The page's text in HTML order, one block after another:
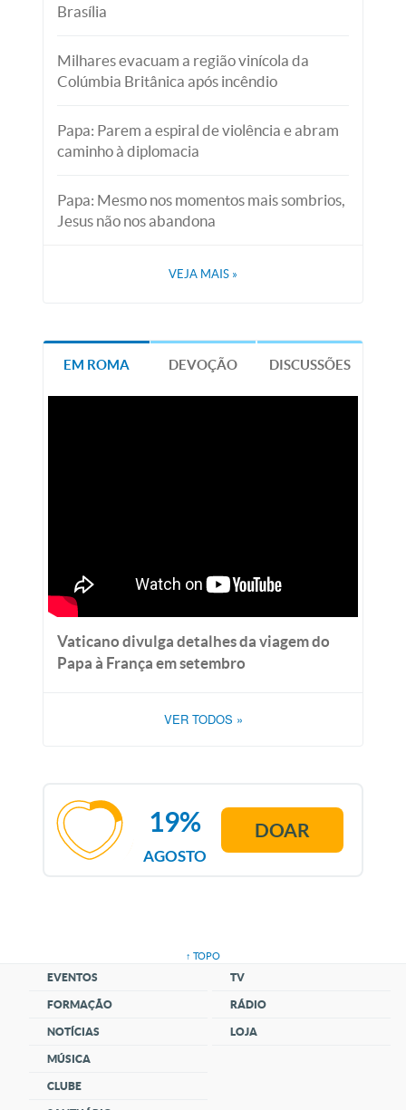
Brasília
Milhares evacuam a região vinícola da
Colúmbia Britânica após incêndio
Papa: Parem a espiral de violência e abram
caminho à diplomacia
Papa: Mesmo nos momentos mais sombrios,
Jesus não nos abandona
VEJA MAIS »
EM ROMA DEVOÇÃO DISCUSSÕES
Vaticano divulga detalhes da viagem do
Papa à França em setembro
VER TODOS »
AGOSTO
19% DOAR
↑ TOPO
EVENTOS
FORMAÇÃO
NOTÍCIAS
MÚSICA
CLUBE
TV
RÁDIO
LOJA